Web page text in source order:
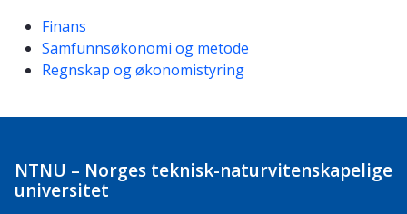
Finans
Samfunnsøkonomi og metode
Regnskap og økonomistyring
NTNU – Norges teknisk-naturvitenskapelige
universitet